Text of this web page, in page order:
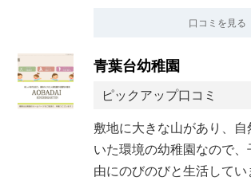
口コミを見る
青葉台幼稚園
ピックアップ口コミ
敷地に大きな山があり、
いた環境の幼稚園なので
由にのびのびと生活して